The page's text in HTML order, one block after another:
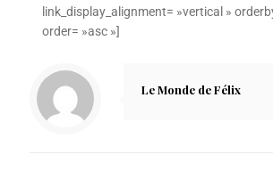
link_display_alignment= »vertical »
order= »asc »]
Le Monde de Félix